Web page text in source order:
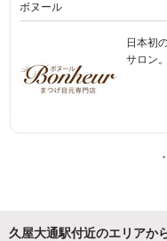
ボヌール
日本初
サロン。
久屋大通駅付近のエリアか